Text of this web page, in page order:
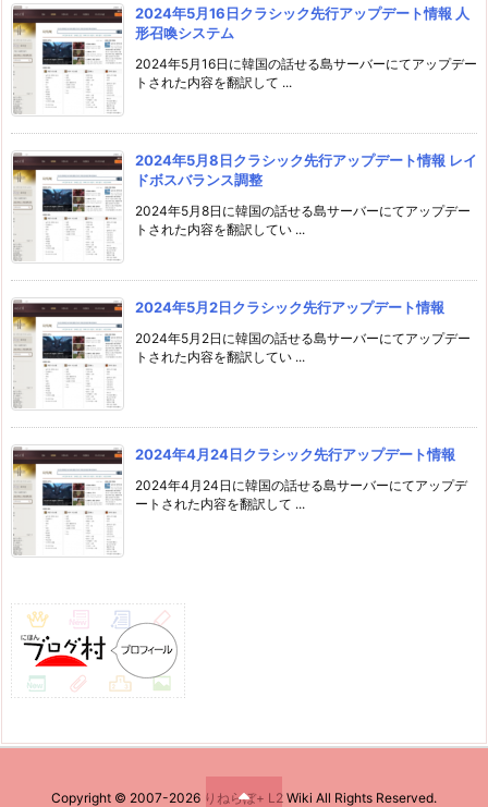
2024年5月16日クラシック先行アップデート情報 人
形召喚システム
2024年5月16日に韓国の話せる島サーバーにてアップデー
トされた内容を翻訳して ...
2024年5月8日クラシック先行アップデート情報 レイ
ドボスバランス調整
2024年5月8日に韓国の話せる島サーバーにてアップデー
トされた内容を翻訳してい ...
2024年5月2日クラシック先行アップデート情報
2024年5月2日に韓国の話せる島サーバーにてアップデー
トされた内容を翻訳してい ...
2024年4月24日クラシック先行アップデート情報
2024年4月24日に韓国の話せる島サーバーにてアップデ
ートされた内容を翻訳して ...
Copyright © 2007-2026 りねらぼ+ L2 Wiki All Rights Reserved.